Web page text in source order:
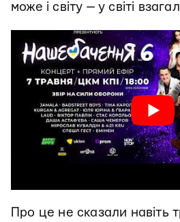
може і світу — у світі
Про це не сказали навіть